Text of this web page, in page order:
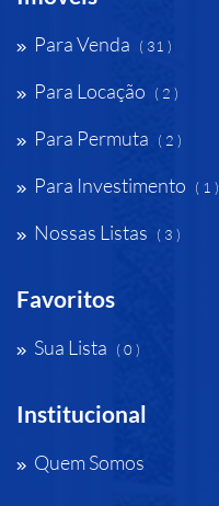
Para Venda ( 31 )
Para Locação ( 2 )
Para Permuta ( 2 )
Para Investimento ( 1 )
Nossas Listas ( 3 )
Favoritos
Sua Lista ( 0 )
Institucional
Quem Somos